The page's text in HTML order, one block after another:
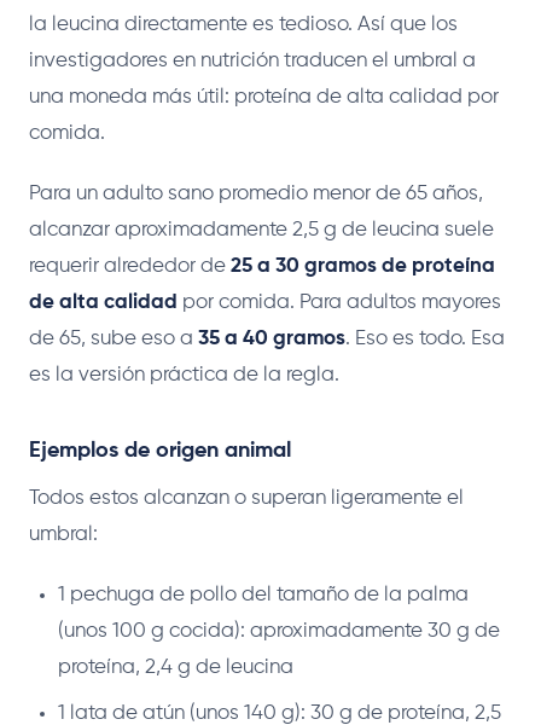
la leucina directamente es tedioso. Así que los
investigadores en nutrición traducen el umbral a
una moneda más útil: proteína de alta calidad por
comida.
Para un adulto sano promedio menor de 65 años,
alcanzar aproximadamente 2,5 g de leucina suele
requerir alrededor de 25 a 30 gramos de proteína
de alta calidad por comida. Para adultos mayores
de 65, sube eso a 35 a 40 gramos. Eso es todo. Esa
es la versión práctica de la regla.
Ejemplos de origen animal
Todos estos alcanzan o superan ligeramente el
umbral:
1 pechuga de pollo del tamaño de la palma
(unos 100 g cocida): aproximadamente 30 g de
proteína, 2,4 g de leucina
1 lata de atún (unos 140 g): 30 g de proteína, 2,5